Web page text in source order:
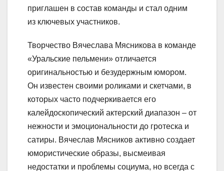
приглашен в состав команды и стал одним
из ключевых участников.
Творчество Вячеслава Мясникова в команде
«Уральские пельмени» отличается
оригинальностью и безудержным юмором.
Он известен своими роликами и скетчами, в
которых часто подчеркивается его
калейдоскопический актерский диапазон – от
нежности и эмоциональности до гротеска и
сатиры. Вячеслав Мясников активно создает
юмористические образы, высмеивая
недостатки и проблемы социума, но всегда с